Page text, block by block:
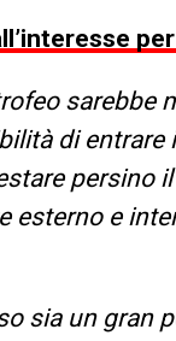
sarebbe
di
persino
esterno e
sia un gran